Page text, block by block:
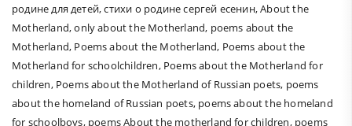
родине для детей,стихи о родине сергей есенин,About the
Motherland,only about the Motherland, poems about the
Motherland, Poems about the Motherland, Poems about the
Motherland for schoolchildren, Poems about the Motherland for
children, Poems about the Motherland of Russian poets, poems
about the homeland of Russian poets, poems about the homeland
for schoolboys, poems About the motherland for children, poems